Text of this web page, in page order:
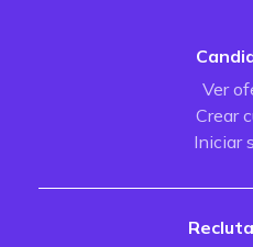
Ver
Crear
Iniciar